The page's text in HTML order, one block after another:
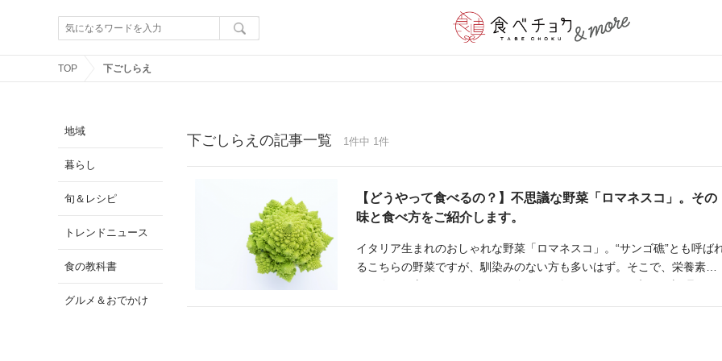
TOP 下ごしらえ
地域
暮らし
旬＆レシピ
トレンドニュース
食の教科書
グルメ＆おでかけ
下ごしらえの記事一覧 1件中 1件
【どうやって食べるの？】不思議な野菜「ロマネスコ」。その
味と食べ方をご紹介します。
イタリア生まれのおしゃれな野菜「ロマネスコ」。“サンゴ礁”とも呼ば
るこちらの野菜ですが、馴染みのない方も多いはず。そこで、栄養素か
方にも安心簡単レシピのご紹介もします。